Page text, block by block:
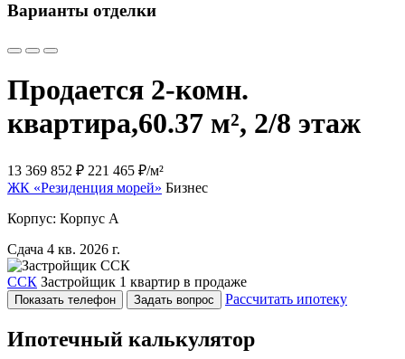
Варианты отделки
Продается 2-комн.
квартира,60.37 м², 2/8 этаж
13 369 852 ₽ 221 465 ₽/м²
ЖК «Резиденция морей» Бизнес
Корпус: Корпус А
Сдача 4 кв. 2026 г.
ССК Застройщик 1 квартир в продаже
Показать телефон Задать вопрос Рассчитать ипотеку
Ипотечный калькулятор